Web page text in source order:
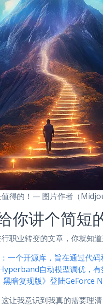
得的！— 图片作者（
你讲个简短
职业转变的文章，你就知道
一个开源库，旨在通过代
自动模型调优，
暗复现版》登陆GeForce
让我意识到我真的需要理清